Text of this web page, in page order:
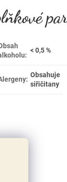
:
< 0,5 %
:
Obsahuje
siřičitany